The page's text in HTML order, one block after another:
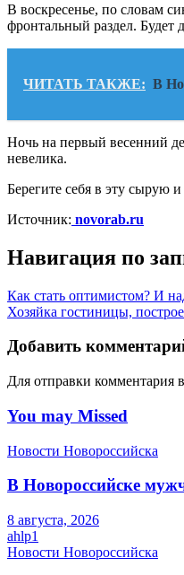
В воскресенье, по словам
фронтальный раздел.
ЧИТАТЬ ТАКЖЕ: В
Ночь на первый весенний
невелика.
Берегите себя в эту сырую
Источник: novorab.ru
Навигация по
Как стать оптимистом? И
Хозяйка гостиницы,
Добавить
Для отправки комментария
You may Missed
Новости Новороссийска
В Новороссийске
8 августа, 2026
ahlp1
Новости Новороссийска